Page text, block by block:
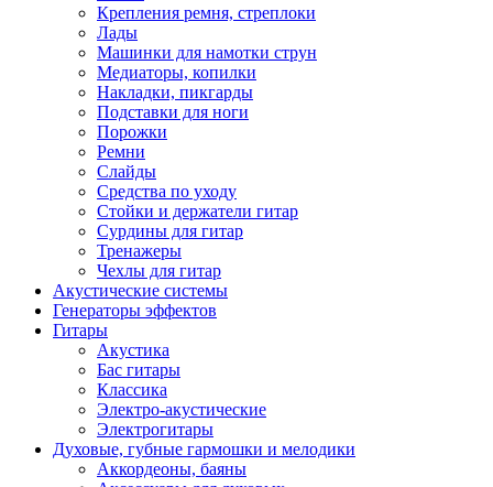
Крепления ремня, стреплоки
Лады
Машинки для намотки струн
Медиаторы, копилки
Накладки, пикгарды
Подставки для ноги
Порожки
Ремни
Слайды
Средства по уходу
Стойки и держатели гитар
Сурдины для гитар
Тренажеры
Чехлы для гитар
Акустические системы
Генераторы эффектов
Гитары
Акустика
Бас гитары
Классика
Электро-акустические
Электрогитары
Духовые, губные гармошки и мелодики
Аккордеоны, баяны